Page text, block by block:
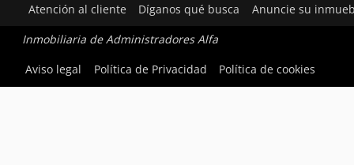
Atención al cliente Díganos qué busca Anuncie su
Inmobiliaria de Administradores Alfa
Aviso legal
Política de Privacidad Política de cookies